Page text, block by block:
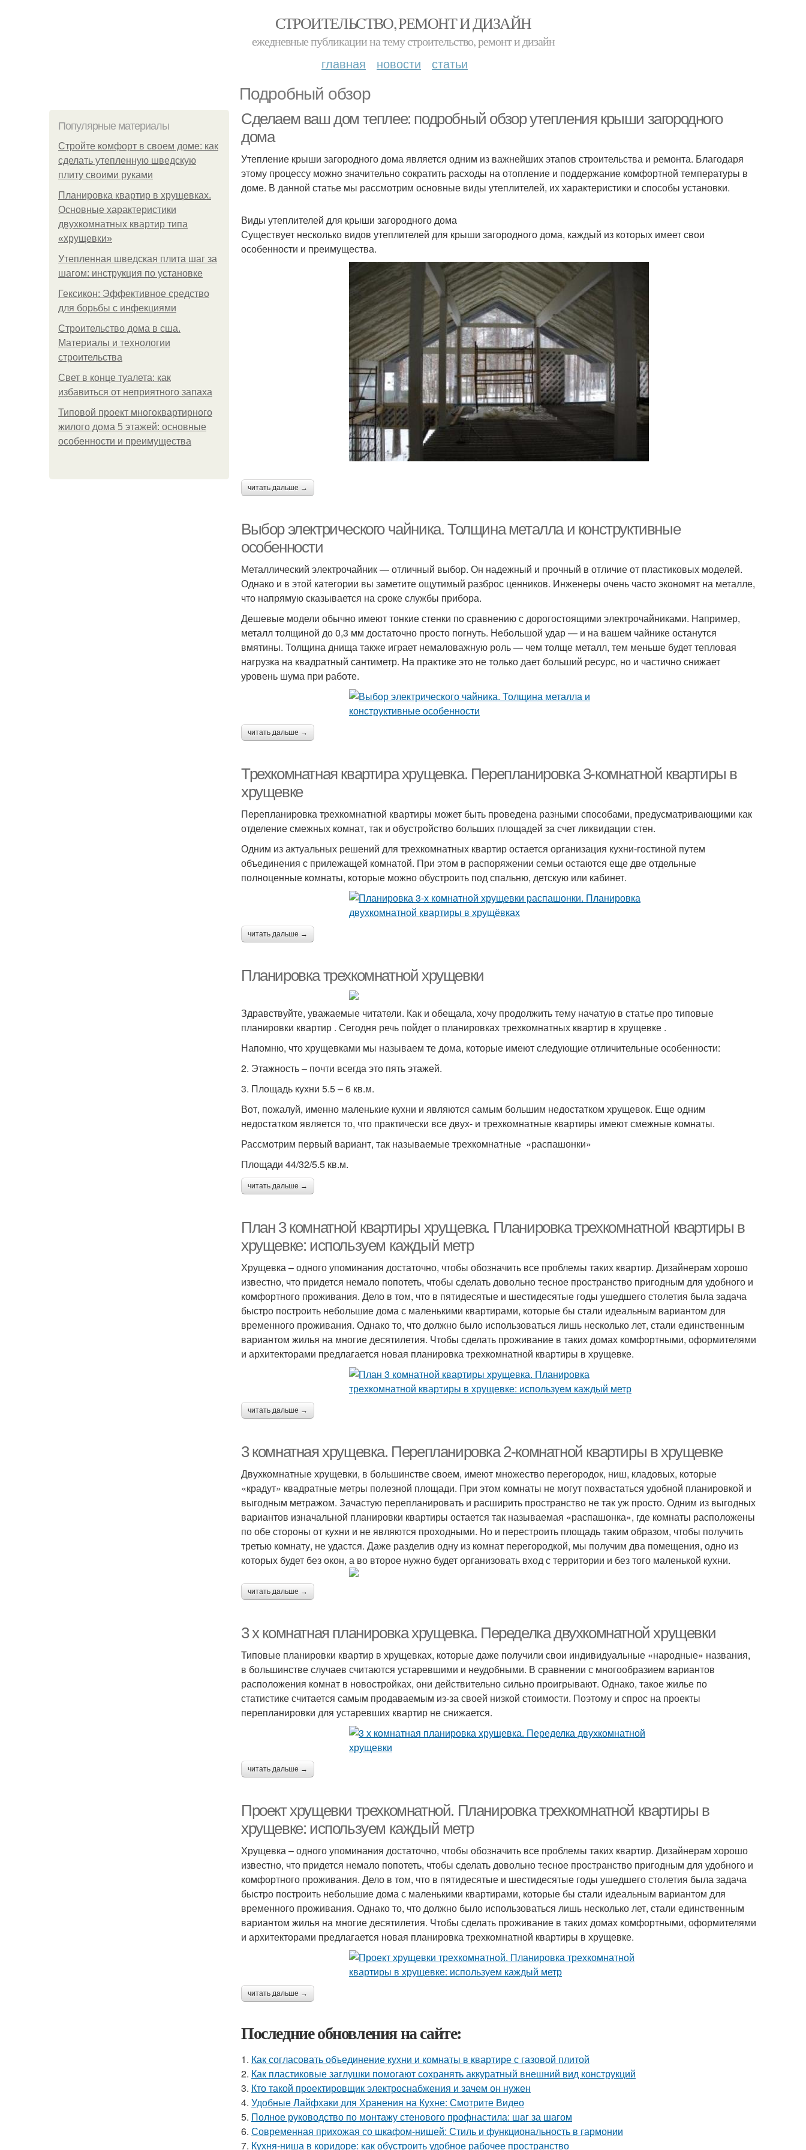
СТРОИТЕЛЬСТВО, РЕМОНТ И ДИЗАЙН
ежедневные публикации на тему строительство, ремонт и дизайн
главная новости статьи
Подробный обзор
Популярные материалы
Стройте комфорт в своем доме: как
сделать утепленную шведскую
плиту своими руками
Планировка квартир в хрущевках.
Основные характеристики
двухкомнатных квартир типа
«хрущевки»
Утепленная шведская плита шаг за
шагом: инструкция по установке
Гексикон: Эффективное средство
для борьбы с инфекциями
Строительство дома в сша.
Материалы и технологии
строительства
Свет в конце туалета: как
избавиться от неприятного запаха
Типовой проект многоквартирного
жилого дома 5 этажей: основные
особенности и преимущества
Сделаем ваш дом теплее: подробный обзор утепления крыши загородного
дома
Утепление крыши загородного дома является одним из важнейших этапов строительства и ремонта. Благодаря
этому процессу можно значительно сократить расходы на отопление и поддержание комфортной температуры в
доме. В данной статье мы рассмотрим основные виды утеплителей, их характеристики и способы установки.
Виды утеплителей для крыши загородного дома
Существует несколько видов утеплителей для крыши загородного дома, каждый из которых имеет свои
особенности и преимущества.
читать дальше →
Выбор электрического чайника. Толщина металла и конструктивные
особенности
Металлический электрочайник — отличный выбор. Он надежный и прочный в отличие от пластиковых моделей.
Однако и в этой категории вы заметите ощутимый разброс ценников. Инженеры очень часто экономят на металле,
что напрямую сказывается на сроке службы прибора.
Дешевые модели обычно имеют тонкие стенки по сравнению с дорогостоящими электрочайниками. Например,
металл толщиной до 0,3 мм достаточно просто погнуть. Небольшой удар — и на вашем чайнике останутся
вмятины. Толщина днища также играет немаловажную роль — чем толще металл, тем меньше будет тепловая
нагрузка на квадратный сантиметр. На практике это не только дает больший ресурс, но и частично снижает
уровень шума при работе.
читать дальше →
Трехкомнатная квартира хрущевка. Перепланировка 3-комнатной квартиры в
хрущевке
Перепланировка трехкомнатной квартиры может быть проведена разными способами, предусматривающими как
отделение смежных комнат, так и обустройство больших площадей за счет ликвидации стен.
Одним из актуальных решений для трехкомнатных квартир остается организация кухни-гостиной путем
объединения с прилежащей комнатой. При этом в распоряжении семьи остаются еще две отдельные
полноценные комнаты, которые можно обустроить под спальню, детскую или кабинет.
читать дальше →
Планировка трехкомнатной хрущевки
Здравствуйте, уважаемые читатели. Как и обещала, хочу продолжить тему начатую в статье про типовые
планировки квартир . Сегодня речь пойдет о планировках трехкомнатных квартир в хрущевке .
Напомню, что хрущевками мы называем те дома, которые имеют следующие отличительные особенности:
2. Этажность – почти всегда это пять этажей.
3. Площадь кухни 5.5 – 6 кв.м.
Вот, пожалуй, именно маленькие кухни и являются самым большим недостатком хрущевок. Еще одним
недостатком является то, что практически все двух- и трехкомнатные квартиры имеют смежные комнаты.
Рассмотрим первый вариант, так называемые трехкомнатные «распашонки»
Площади 44/32/5.5 кв.м.
читать дальше →
План 3 комнатной квартиры хрущевка. Планировка трехкомнатной квартиры в
хрущевке: используем каждый метр
Хрущевка – одного упоминания достаточно, чтобы обозначить все проблемы таких квартир. Дизайнерам хорошо
известно, что придется немало попотеть, чтобы сделать довольно тесное пространство пригодным для удобного и
комфортного проживания. Дело в том, что в пятидесятые и шестидесятые годы ушедшего столетия была задача
быстро построить небольшие дома с маленькими квартирами, которые бы стали идеальным вариантом для
временного проживания. Однако то, что должно было использоваться лишь несколько лет, стали единственным
вариантом жилья на многие десятилетия. Чтобы сделать проживание в таких домах комфортными, оформителями
и архитекторами предлагается новая планировка трехкомнатной квартиры в хрущевке.
читать дальше →
3 комнатная хрущевка. Перепланировка 2-комнатной квартиры в хрущевке
Двухкомнатные хрущевки, в большинстве своем, имеют множество перегородок, ниш, кладовых, которые
«крадут» квадратные метры полезной площади. При этом комнаты не могут похвастаться удобной планировкой и
выгодным метражом. Зачастую перепланировать и расширить пространство не так уж просто. Одним из выгодных
вариантов изначальной планировки квартиры остается так называемая «распашонка», где комнаты расположены
по обе стороны от кухни и не являются проходными. Но и перестроить площадь таким образом, чтобы получить
третью комнату, не удастся. Даже разделив одну из комнат перегородкой, мы получим два помещения, одно из
которых будет без окон, а во второе нужно будет организовать вход с территории и без того маленькой кухни.
читать дальше →
3 х комнатная планировка хрущевка. Переделка двухкомнатной хрущевки
Типовые планировки квартир в хрущевках, которые даже получили свои индивидуальные «народные» названия,
в большинстве случаев считаются устаревшими и неудобными. В сравнении с многообразием вариантов
расположения комнат в новостройках, они действительно сильно проигрывают. Однако, такое жилье по
статистике считается самым продаваемым из-за своей низкой стоимости. Поэтому и спрос на проекты
перепланировки для устаревших квартир не снижается.
читать дальше →
Проект хрущевки трехкомнатной. Планировка трехкомнатной квартиры в
хрущевке: используем каждый метр
Хрущевка – одного упоминания достаточно, чтобы обозначить все проблемы таких квартир. Дизайнерам хорошо
известно, что придется немало попотеть, чтобы сделать довольно тесное пространство пригодным для удобного и
комфортного проживания. Дело в том, что в пятидесятые и шестидесятые годы ушедшего столетия была задача
быстро построить небольшие дома с маленькими квартирами, которые бы стали идеальным вариантом для
временного проживания. Однако то, что должно было использоваться лишь несколько лет, стали единственным
вариантом жилья на многие десятилетия. Чтобы сделать проживание в таких домах комфортными, оформителями
и архитекторами предлагается новая планировка трехкомнатной квартиры в хрущевке.
читать дальше →
Последние обновления на сайте:
1. Как согласовать объединение кухни и комнаты в квартире с газовой плитой
2. Как пластиковые заглушки помогают сохранять аккуратный внешний вид конструкций
3. Кто такой проектировщик электроснабжения и зачем он нужен
4. Удобные Лайфхаки для Хранения на Кухне: Смотрите Видео
5. Полное руководство по монтажу стенового профнастила: шаг за шагом
6. Современная прихожая со шкафом-нишей: Стиль и функциональность в гармонии
7. Кухня-ниша в коридоре: как обустроить удобное рабочее пространство